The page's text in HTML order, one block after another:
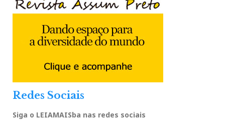
Redes Sociais
Siga o LEIAMAISba nas redes sociais